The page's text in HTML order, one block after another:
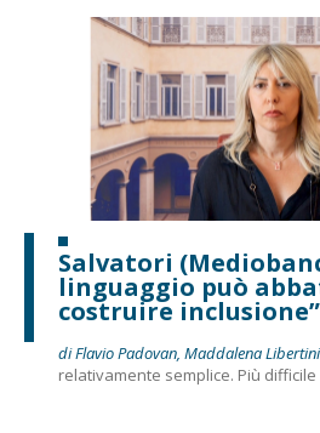
Salvatori
linguaggio può
costruire inclusione”
di Flavio Padovan, Maddalena
relativamente semplice. Più